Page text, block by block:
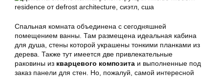
Спальная комната объединена с сегодняшней
помещением ванны. Там размещена идеальная кабина
для душа, стены которой украшены тонкими планками из
дерева. Также тут имеется две привлекательные
раковины из кварцевого композита и выполненные под
заказ панели для стен. Но, пожалуй, самой интересной